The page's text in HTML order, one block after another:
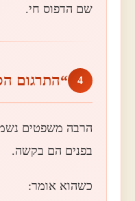
שם הדפוס חי.
4 “התרגום
הרבה משפטים
בפנים הם בקשה.
כשהוא אומר: